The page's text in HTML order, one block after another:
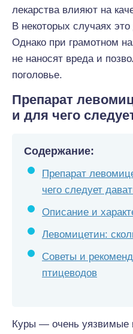
лекарства влияют на
В некоторых случаях это
Однако при грамотном
не наносят вреда и
поголовье.
Препарат
и для чего
Содержание:
Препарат
чего следует
Описание и
Левомицетин:
Советы и
птицеводов
Куры — очень уязвимые